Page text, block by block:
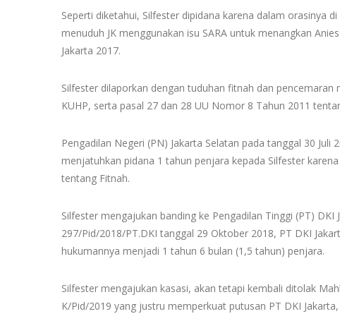
Seperti diketahui, Silfester dipidana karena dalam orasinya
menuduh JK menggunakan isu SARA untuk menangkan
Jakarta 2017.
Silfester dilaporkan dengan tuduhan fitnah dan
KUHP, serta pasal 27 dan 28 UU Nomor 8 Tahun 2011
Pengadilan Negeri (PN) Jakarta Selatan pada tanggal 30
menjatuhkan pidana 1 tahun penjara kepada Silfester
tentang Fitnah.
Silfester mengajukan banding ke Pengadilan Tinggi (PT)
297/Pid/2018/PT.DKI tanggal 29 Oktober 2018, PT DKI
hukumannya menjadi 1 tahun 6 bulan (1,5 tahun) penjara.
Silfester mengajukan kasasi, akan tetapi kembali ditolak
K/Pid/2019 yang justru memperkuat putusan PT DKI